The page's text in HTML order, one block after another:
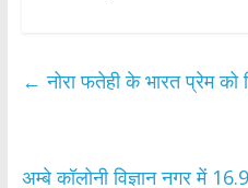
← नोरा फतेही के भारत प्रेम को
अम्बे कॉलोनी विज्ञान नगर में